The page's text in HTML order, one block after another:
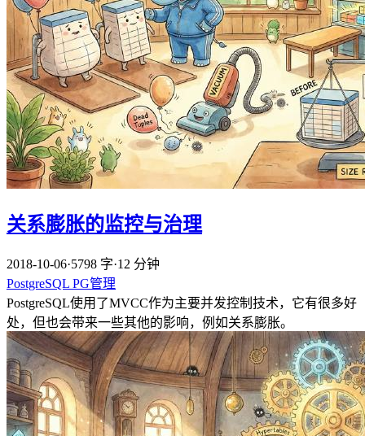
关系膨胀的监控与治理
2018-10-06·5798 字·12 分钟
PostgreSQL PG管理
PostgreSQL使用了MVCC作为主要并发控制技术，它有很多好
处，但也会带来一些其他的影响，例如关系膨胀。